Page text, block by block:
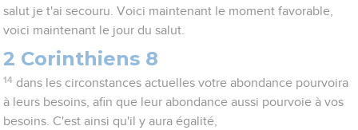
salut je t'ai secouru. Voici maintenant le moment favorable,
voici maintenant le jour du salut.
2 Corinthiens 8
14 dans les circonstances actuelles votre abondance pourvoira
à leurs besoins, afin que leur abondance aussi pourvoie à vos
besoins. C'est ainsi qu'il y aura égalité,